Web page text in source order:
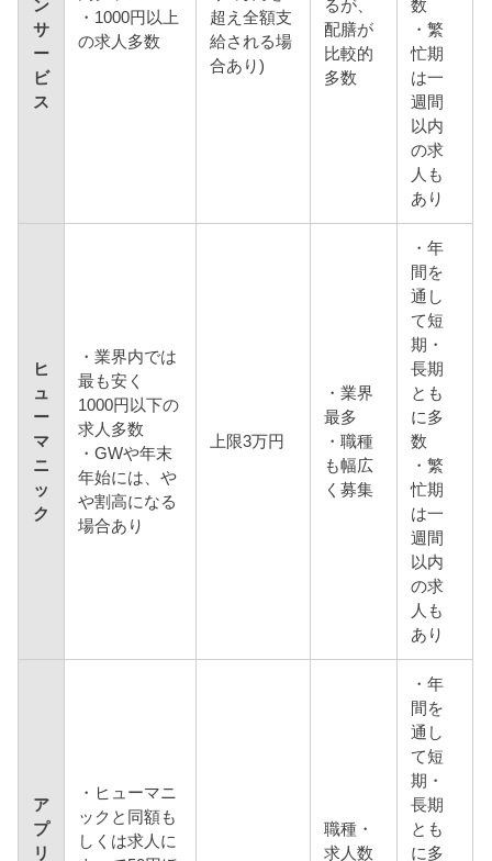
ン
サ
ー
ビ
ス
・1000円以上
の求人多数
超え全額支
給される場
合あり)
るが、
配膳が
比較的
多数
数
・繁
忙期
は一
週間
以内
の求
人も
あり
ヒ
ュ
ー
マ
ニ
ッ
ク
・業界内では
最も安く
1000円以下の
求人多数
・GWや年末
年始には、や
や割高になる
場合あり
上限3万円
・業界
最多
・職種
も幅広
く募集
・年
間を
通し
て短
期・
長期
とも
に多
数
・繁
忙期
は一
週間
以内
の求
人も
あり
ア
プ
リ
・ヒューマニ
ックと同額も
しくは求人に
職種・
求人数
・年
間を
通し
て短
期・
長期
とも
に多